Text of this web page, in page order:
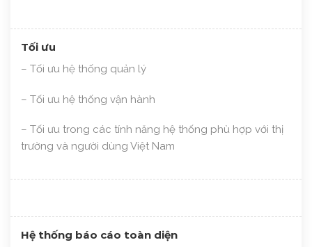
Tối ưu
– Tối ưu hệ thống quản lý
– Tối ưu hệ thống vận hành
– Tối ưu trong các tính năng hệ thống phù hợp với thị
trường và người dùng Việt Nam
Hệ thống báo cáo toàn diện